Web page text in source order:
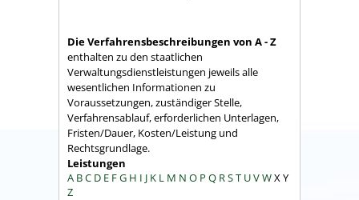
Die Verfahrensbeschreibungen von A - Z
enthalten zu den staatlichen
Verwaltungsdienstleistungen jeweils alle
wesentlichen Informationen zu
Voraussetzungen, zuständiger Stelle,
Verfahrensablauf, erforderlichen Unterlagen,
Fristen/Dauer, Kosten/Leistung und
Rechtsgrundlage.
Leistungen
A BC D E FG H I J K L M N O P Q RST UVWX Y
Z